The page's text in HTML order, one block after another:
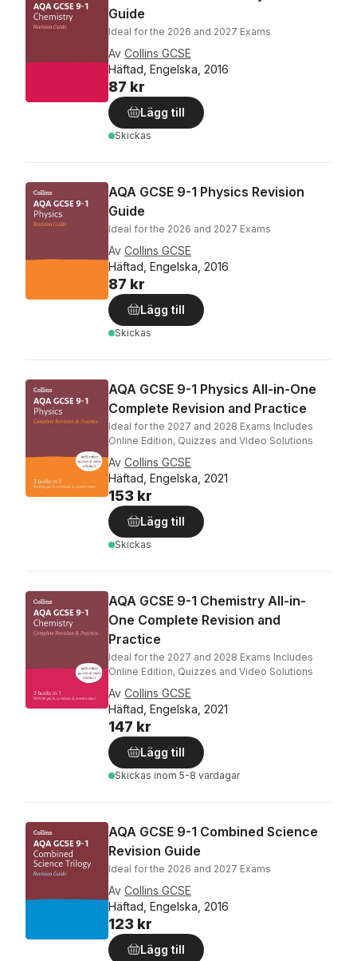
Guide
Ideal for the 2026 and 2027 Exams
Av Collins GCSE
Häftad, Engelska, 2016
87 kr
Lägg till
Skickas
AQA GCSE 9-1 Physics Revision
Guide
Ideal for the 2026 and 2027 Exams
Av Collins GCSE
Häftad, Engelska, 2016
87 kr
Lägg till
Skickas
AQA GCSE 9-1 Physics All-in-One
Complete Revision and Practice
Ideal for the 2027 and 2028 Exams Includes
Online Edition, Quizzes and Video Solutions
Av Collins GCSE
Häftad, Engelska, 2021
153 kr
Lägg till
Skickas
AQA GCSE 9-1 Chemistry All-in-
One Complete Revision and
Practice
Ideal for the 2027 and 2028 Exams Includes
Online Edition, Quizzes and Video Solutions
Av Collins GCSE
Häftad, Engelska, 2021
147 kr
Lägg till
Skickas inom 5-8 vardagar
AQA GCSE 9-1 Combined Science
Revision Guide
Ideal for the 2026 and 2027 Exams
Av Collins GCSE
Häftad, Engelska, 2016
123 kr
Lägg till